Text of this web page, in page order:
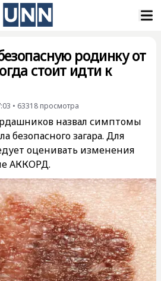
родинку от
стоит идти к
• 63318 просмотра
назвал симптомы
безопасного загара. Для
оценивать изменения
АККОРД.